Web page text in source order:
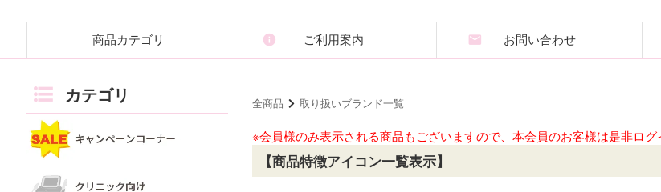
商品カテゴリエステ消耗品・備品 アイラッシュ・アイブロウ
フェイシャル機器・美顔機器 業務用化粧品・サロン用品
脱毛機器・減毛機器 インナービューティ
ご利用案内 お問い合わせ
全商品 取り扱いブランド一覧
※会員様のみ表示される商品もございますので、本会員のお客様は是非ログ
【商品特徴アイコン一覧表示】
カテゴリ